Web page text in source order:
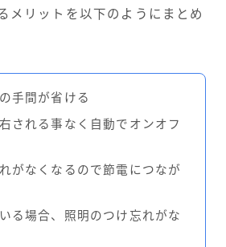
メリットを以下のようにまとめ
手間が省ける
される事なく自動でオンオフ
がなくなるので節電につなが
る場合、照明のつけ忘れがな